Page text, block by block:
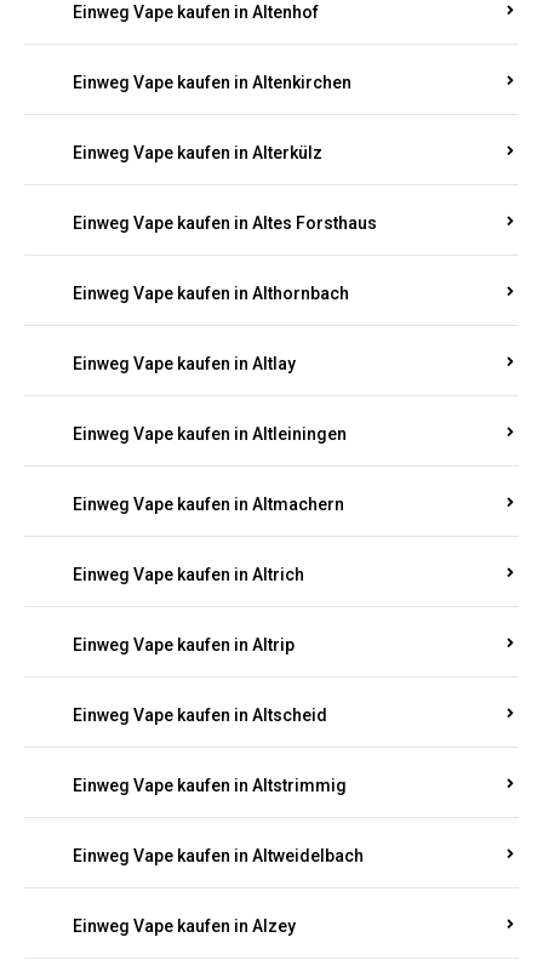
Einweg Vape kaufen in Altenhof
Einweg Vape kaufen in Altenkirchen
Einweg Vape kaufen in Alterkülz
Einweg Vape kaufen in Altes Forsthaus
Einweg Vape kaufen in Althornbach
Einweg Vape kaufen in Altlay
Einweg Vape kaufen in Altleiningen
Einweg Vape kaufen in Altmachern
Einweg Vape kaufen in Altrich
Einweg Vape kaufen in Altrip
Einweg Vape kaufen in Altscheid
Einweg Vape kaufen in Altstrimmig
Einweg Vape kaufen in Altweidelbach
Einweg Vape kaufen in Alzey